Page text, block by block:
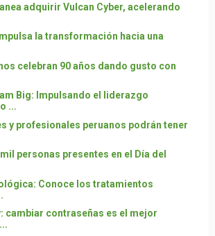
adquirir Vulcan Cyber, acelerando
la transformación hacia una
celebran 90 años dando gusto con
Big: Impulsando el liderazgo
...
y profesionales peruanos podrán tener
personas presentes en el Día del
Conoce los tratamientos
cambiar contraseñas es el mejor